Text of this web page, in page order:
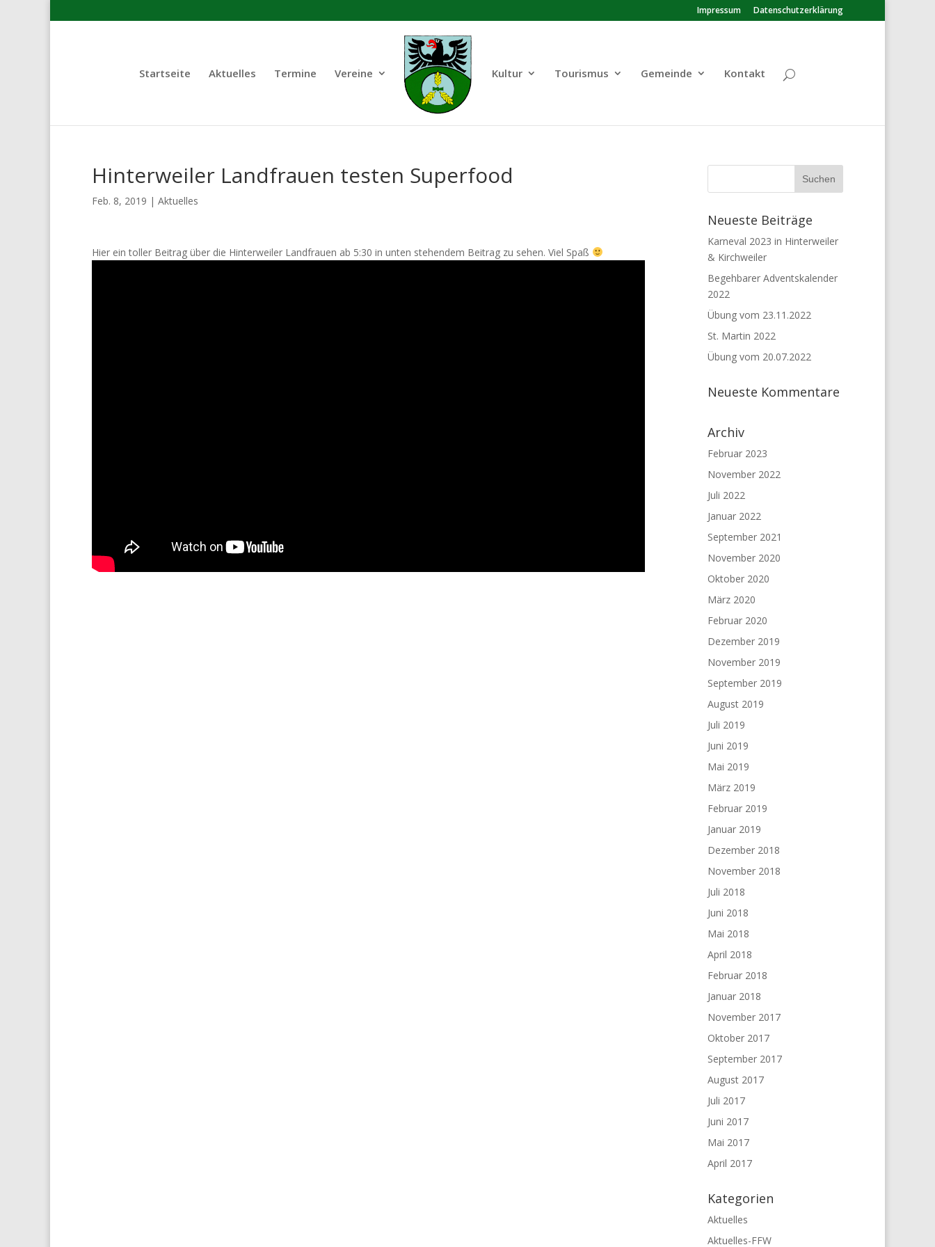
Impressum Datenschutzerklärung
Startseite Aktuelles Termine Vereine Kultur Tourismus Gemeinde Kontakt
Hinterweiler Landfrauen testen Superfood
Feb. 8, 2019 | Aktuelles
Hier ein toller Beitrag über die Hinterweiler Landfrauen ab 5:30 in unten stehendem Beitrag zu sehen. Viel Spaß
Neueste Beiträge
Karneval 2023 in Hinterweiler
& Kirchweiler
Begehbarer Adventskalender
2022
Übung vom 23.11.2022
St. Martin 2022
Übung vom 20.07.2022
Neueste Kommentare
Archiv
Februar 2023
November 2022
Juli 2022
Januar 2022
September 2021
November 2020
Oktober 2020
März 2020
Februar 2020
Dezember 2019
November 2019
September 2019
August 2019
Juli 2019
Juni 2019
Mai 2019
März 2019
Februar 2019
Januar 2019
Dezember 2018
November 2018
Juli 2018
Juni 2018
Mai 2018
April 2018
Februar 2018
Januar 2018
November 2017
Oktober 2017
September 2017
August 2017
Juli 2017
Juni 2017
Mai 2017
April 2017
Kategorien
Aktuelles
Aktuelles-FFW